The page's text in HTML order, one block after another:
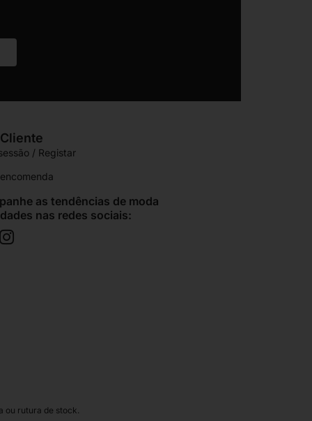
/ Registar
as tendências de moda
nas redes sociais:
rutura de stock.